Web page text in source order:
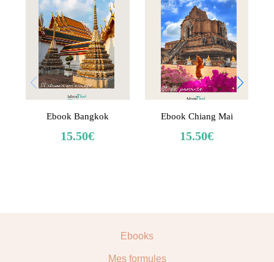
Ebook Bangkok
15.50€
Ebook Chiang Mai
15.50€
Ebooks
Mes formules